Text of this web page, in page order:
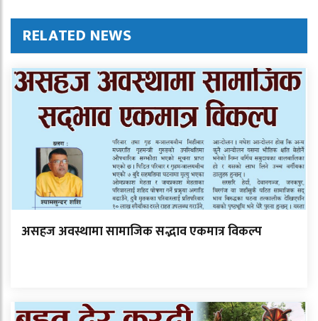
RELATED NEWS
असहज अवस्थामा सामाजिक सद्भाव एकमात्र विकल्प